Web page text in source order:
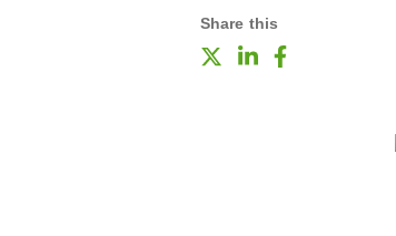
Share this